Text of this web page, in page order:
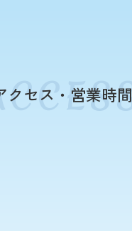
クセス・営業時間